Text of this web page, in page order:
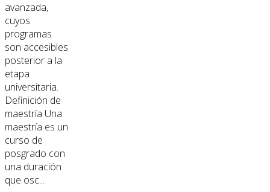
avanzada,
cuyos
programas
son accesibles
posterior a la
etapa
universitaria.
Definición de
maestría Una
maestría es un
curso de
posgrado con
una duración
que osc...